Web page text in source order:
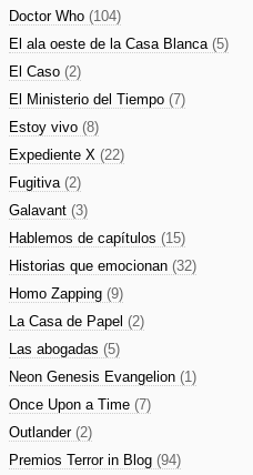
Doctor Who (104)
El ala oeste de la Casa Blanca (5)
El Caso (2)
El Ministerio del Tiempo (7)
Estoy vivo (8)
Expediente X (22)
Fugitiva (2)
Galavant (3)
Hablemos de capítulos (15)
Historias que emocionan (32)
Homo Zapping (9)
La Casa de Papel (2)
Las abogadas (5)
Neon Genesis Evangelion (1)
Once Upon a Time (7)
Outlander (2)
Premios Terror in Blog (94)